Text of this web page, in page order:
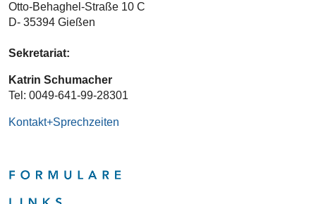
Otto-Behaghel-Straße 10 C
D- 35394 Gießen
Sekretariat:
Katrin Schumacher
Tel: 0049-641-99-28301
Kontakt+Sprechzeiten